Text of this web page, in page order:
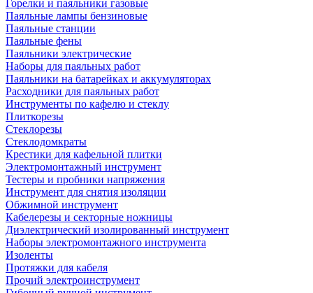
Горелки и паяльники газовые
Паяльные лампы бензиновые
Паяльные станции
Паяльные фены
Паяльники электрические
Наборы для паяльных работ
Паяльники на батарейках и аккумуляторах
Расходники для паяльных работ
Инструменты по кафелю и стеклу
Плиткорезы
Стеклорезы
Стеклодомкраты
Крестики для кафельной плитки
Электромонтажный инструмент
Тестеры и пробники напряжения
Инструмент для снятия изоляции
Обжимной инструмент
Кабелерезы и секторные ножницы
Диэлектрический изолированный инструмент
Наборы электромонтажного инструмента
Изоленты
Протяжки для кабеля
Прочий электроинструмент